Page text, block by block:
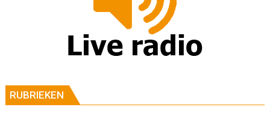
RUBRIEKEN